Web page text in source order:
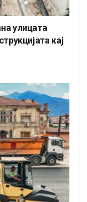
улицата
кај